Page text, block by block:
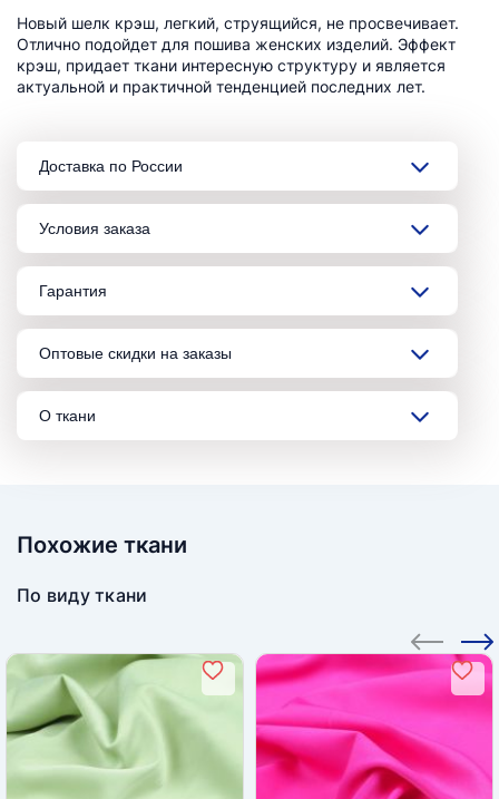
Новый шелк крэш, легкий, струящийся, не просвечивает.
Отлично подойдет для пошива женских изделий. Эффект
крэш, придает ткани интересную структуру и является
актуальной и практичной тенденцией последних лет.
Доставка по России
Условия заказа
Гарантия
Оптовые скидки на заказы
О ткани
Похожие ткани
По виду ткани